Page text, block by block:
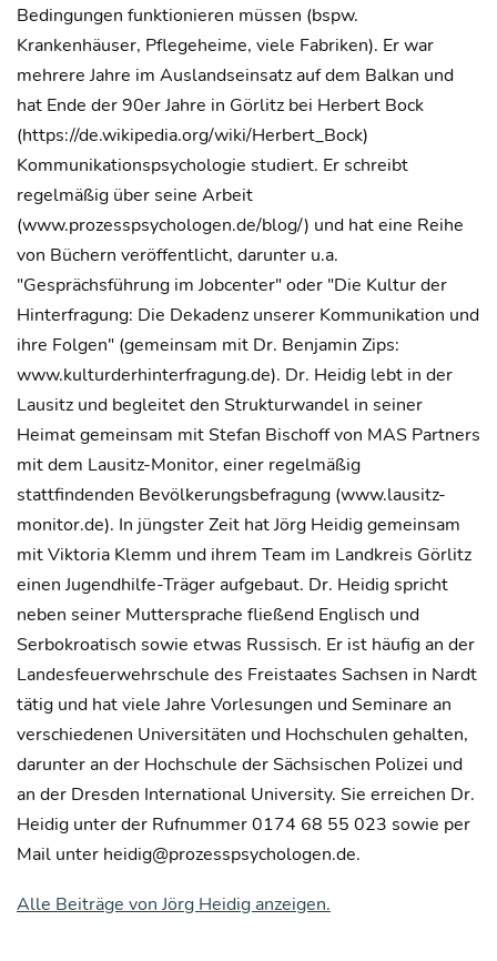
Bedingungen funktionieren müssen (bspw.
Krankenhäuser, Pflegeheime, viele Fabriken). Er war
mehrere Jahre im Auslandseinsatz auf dem Balkan und
hat Ende der 90er Jahre in Görlitz bei Herbert Bock
(https://de.wikipedia.org/wiki/Herbert_Bock)
Kommunikationspsychologie studiert. Er schreibt
regelmäßig über seine Arbeit
(www.prozesspsychologen.de/blog/) und hat eine Reihe
von Büchern veröffentlicht, darunter u.a.
"Gesprächsführung im Jobcenter" oder "Die Kultur der
Hinterfragung: Die Dekadenz unserer Kommunikation und
ihre Folgen" (gemeinsam mit Dr. Benjamin Zips:
www.kulturderhinterfragung.de). Dr. Heidig lebt in der
Lausitz und begleitet den Strukturwandel in seiner
Heimat gemeinsam mit Stefan Bischoff von MAS Partners
mit dem Lausitz-Monitor, einer regelmäßig
stattfindenden Bevölkerungsbefragung (www.lausitz-
monitor.de). In jüngster Zeit hat Jörg Heidig gemeinsam
mit Viktoria Klemm und ihrem Team im Landkreis Görlitz
einen Jugendhilfe-Träger aufgebaut. Dr. Heidig spricht
neben seiner Muttersprache fließend Englisch und
Serbokroatisch sowie etwas Russisch. Er ist häufig an der
Landesfeuerwehrschule des Freistaates Sachsen in Nardt
tätig und hat viele Jahre Vorlesungen und Seminare an
verschiedenen Universitäten und Hochschulen gehalten,
darunter an der Hochschule der Sächsischen Polizei und
an der Dresden International University. Sie erreichen Dr.
Heidig unter der Rufnummer 0174 68 55 023 sowie per
Mail unter heidig@prozesspsychologen.de.
Alle Beiträge von Jörg Heidig anzeigen.